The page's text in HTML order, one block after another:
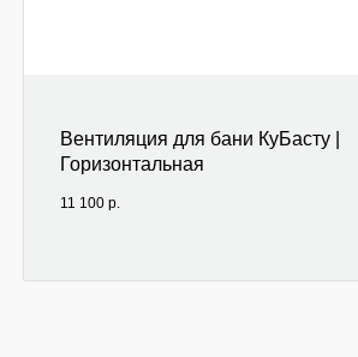
Вентиляция для бани КуБасту |
Горизонтальная
11 100 р.